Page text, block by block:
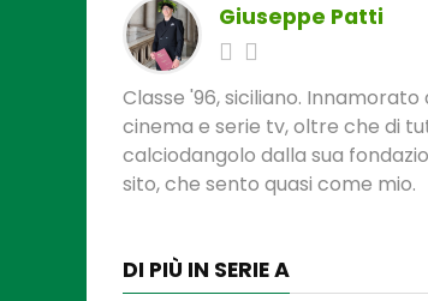
Giuseppe Patti
Classe '96, siciliano.
cinema e serie tv, oltre che di
calciodangolo dalla sua
sito, che sento quasi come mio.
DI PIÙ IN SERIE A